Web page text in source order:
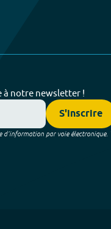
à notre newsletter !
S'inscrire
par voie électronique.